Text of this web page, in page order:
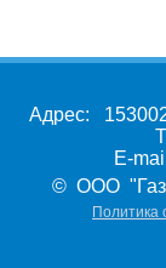
Адрес:
E-
© ООО
Политика